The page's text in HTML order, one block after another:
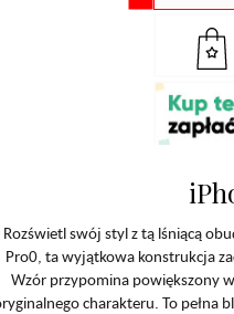
Rozświetl swój styl z tą lśniącą
Pro0, ta wyjątkowa konstrukcja
Wzór przypomina powiększony
charakteru. To pełna